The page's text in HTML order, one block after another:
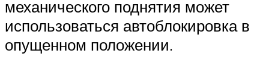
механического поднятия может
использоваться автоблокировка в
опущенном положении.